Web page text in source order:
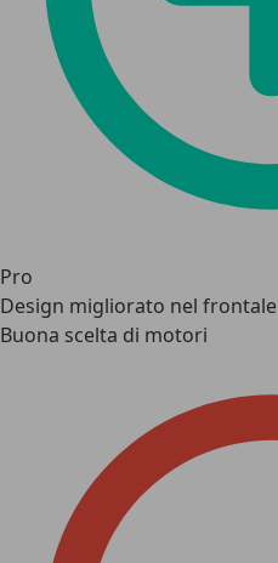
Pro
Design migliorato nel frontale
Buona scelta di motori